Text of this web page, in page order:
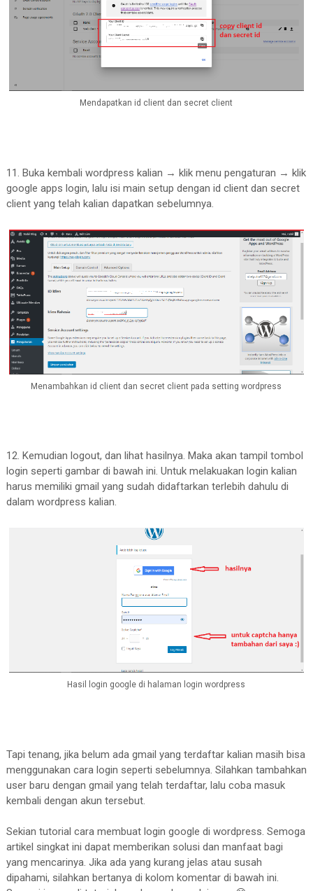
Mendapatkan id client dan secret client
11. Buka kembali wordpress kalian → klik menu pengaturan → klik
google apps login, lalu isi main setup dengan id client dan secret
client yang telah kalian dapatkan sebelumnya.
Menambahkan id client dan secret client pada setting wordpress
12. Kemudian logout, dan lihat hasilnya. Maka akan tampil tombol
login seperti gambar di bawah ini. Untuk melakuakan login kalian
harus memiliki gmail yang sudah didaftarkan terlebih dahulu di
dalam wordpress kalian.
Hasil login google di halaman login wordpress
Tapi tenang, jika belum ada gmail yang terdaftar kalian masih bisa
menggunakan cara login seperti sebelumnya. Silahkan tambahkan
user baru dengan gmail yang telah terdaftar, lalu coba masuk
kembali dengan akun tersebut.
Sekian tutorial cara membuat login google di wordpress. Semoga
artikel singkat ini dapat memberikan solusi dan manfaat bagi
yang mencarinya. Jika ada yang kurang jelas atau susah
dipahami, silahkan bertanya di kolom komentar di bawah ini.